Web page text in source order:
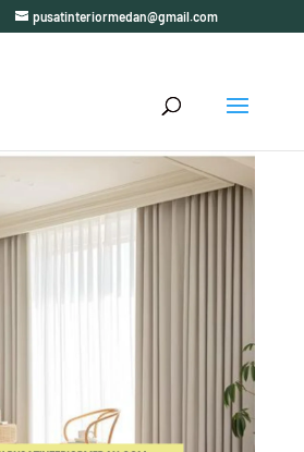
pusatinteriormedan@gmail.com